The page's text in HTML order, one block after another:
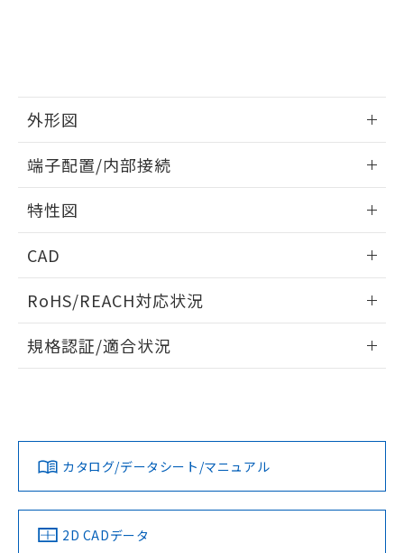
外形図
外形図
端子配置/内部接続
端子配置/内部接続
特性図
開閉容量
CAD
ドすることができます。
ログイン/会員登録
ダウンロードデータをご利用いただく前に、以下を必ずお読
みください。
ソフトウェアの使用条件
RoHS/REACH対応状況
EU RoHS 注意事項・凡例
対応済み
中国 RoHS 注意事項・凡例
規格認証/適合状況
LR型式承認
（イギリス
船舶規格）
DNV型式承認
（ノルウェー
BV型式承認
（フランス
KR型式
（韓国
カタログ/データシート/マニュアル
2D CADデータ
荷製品に未対応品が混在することから備考
欄に対応日を記載しておりました。
していることから、特段のことがない限
り、2022年1月12日より割愛しておりま
す。